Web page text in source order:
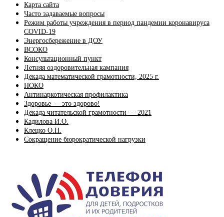
Карта сайта
Часто задаваемые вопросы
Режим работы учреждения в период пандемии коронавируса
COVID-19
Энергосбережение в ДОУ
ВСОКО
Консультационный пункт
Летняя оздоровительная кампания
Декада математической грамотности, 2025 г.
НОКО
Антинаркотическая профилактика
Здоровье — это здорово!
Декада читательской грамотности — 2021
Кадилова И.О.
Клецко О.Н.
Сокращение бюрократической нагрузки